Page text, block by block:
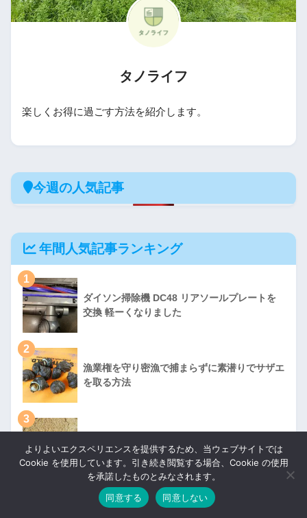
タノライフ
楽しくお得に過ごす方法を紹介します。
今週の人気記事
年間人気記事ランキング
1
ダイソン掃除機 DC48 リアソールプレートを
交換 軽ーくなりました
2
漁業権を守り密漁で捕まらずに素潜りでサザエ
を取る方法
3
方法
日産セレナの車のキーランプが消えない KEY
よりよいエクスペリエンスを提供するため、当ウェブサイトでは
Cookie を使用しています。引き続き閲覧する場合、Cookie の使用
を承諾したものとみなされます。
同意する
同意しない